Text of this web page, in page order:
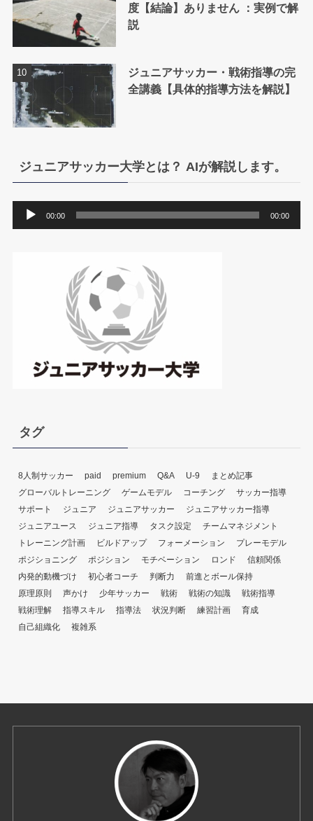
度【結論】ありません ：実例で解
説
ジュニアサッカー・戦術指導の完
全講義【具体的指導方法を解説】
ジュニアサッカー大学とは？ AIが解説します。
声
00:00 00:00
タグ
8人制サッカー paid premium Q&A U-9
まとめ記事
グローバルトレーニング
ゲームモデル コーチング
サッカー指導
サポート
ジュニア ジュニアサッカー
ジュニアサッカー指導
ジュニアユース
ジュニア指導 タスク設定
チームマネジメント
トレーニング計画
ビルドアップ フォーメーション
プレーモデル
ポジショニング
ポジション モチベーション ロンド
信頼関係
内発的動機づけ
初心者コーチ 判断力
前進とボール保持
原理原則
声かけ 少年サッカー 戦術 戦術の知識
戦術指導
戦術理解
指導スキル 指導法 状況判断 練習計画
育成
自己組織化
複雑系